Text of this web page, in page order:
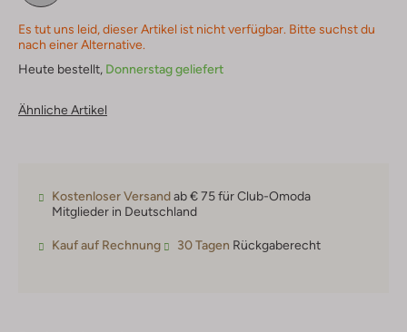
Es tut uns leid, dieser Artikel ist nicht verfügbar. Bitte suchst du
nach einer Alternative.
Heute bestellt, Donnerstag geliefert
Ähnliche Artikel
Kostenloser Versandab € 75 für Club-Omoda
Mitglieder in Deutschland
Kauf auf Rechnung 30 Tagen Rückgaberecht